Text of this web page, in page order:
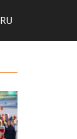
RU